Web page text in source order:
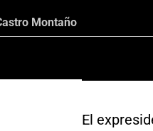
Montaño
El